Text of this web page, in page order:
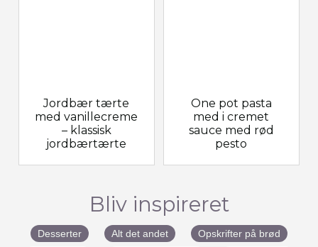
Jordbær tærte
med vanillecreme
– klassisk
jordbærtærte
One pot pasta
med i cremet
sauce med rød
pesto
Bliv inspireret
Desserter Alt det andet
Opskrifter på brød